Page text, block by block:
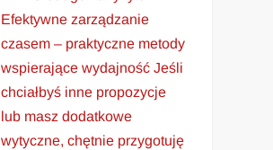
Efektywne zarządzanie
czasem – praktyczne metody
wspierające wydajność Jeśli
chciałbyś inne propozycje
lub masz dodatkowe
wytyczne, chętnie przygotuję